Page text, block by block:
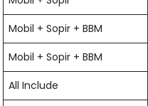
Mobil + Sopir + BBM
Mobil + Sopir + BBM
All Include